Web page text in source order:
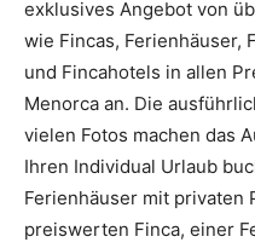
exklusives Angebot von
wie Fincas, Ferienhäuser,
und Fincahotels in allen
Menorca an. Die
vielen Fotos machen das
Ihren Individual Urlaub
Ferienhäuser mit privaten
preiswerten Finca, einer